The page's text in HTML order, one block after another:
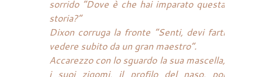
sorrido “Dove è che hai imparato questa
storia?”
Dixon corruga la fronte “Senti, devi farti
vedere subito da un gran maestro”.
Accarezzo con lo sguardo la sua mascella,
i suoi zigomi, il profilo del naso, poi